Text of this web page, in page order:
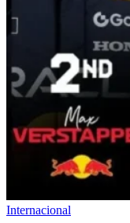
Internacional